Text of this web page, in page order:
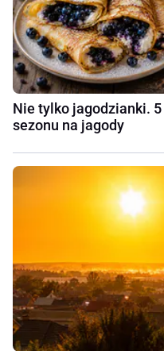
Nie tylko jagodzianki.
sezonu na jagody